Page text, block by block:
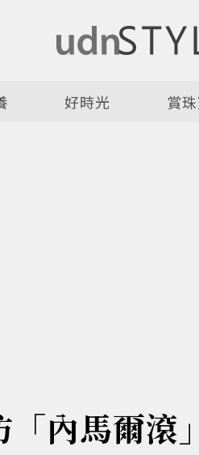
好時光 賞
內馬爾滾」